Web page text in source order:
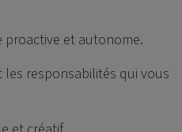
proactive et autonome.
responsabilités qui vous